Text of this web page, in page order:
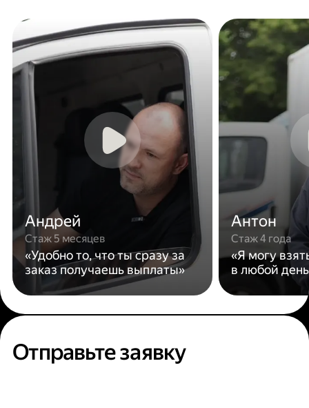
Андрей
Стаж 5 месяцев
«Удобно то, что ты сразу за
заказ получаешь выплаты»
Антон
Стаж 4 года
«Я могу
в любой
Отправьте заявку